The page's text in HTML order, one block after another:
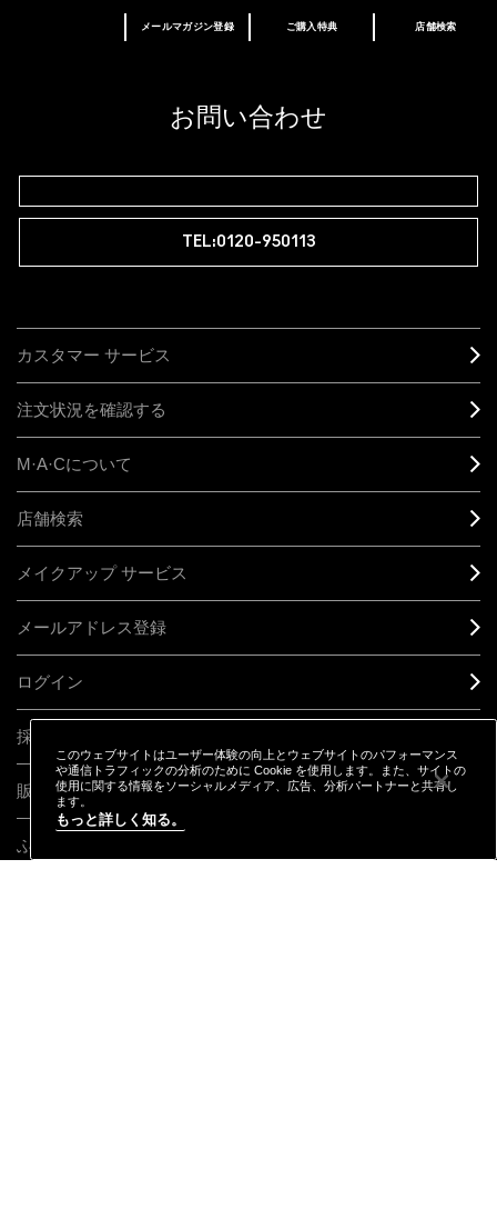
あなたはM･A･Cラバー ロイヤリティ プログ
登録後の初回購入時に10%OFF
メールマガジン登録 ご購入特典 店舗検索
お問い合わせ
TEL:0120-950113
カスタマー サービス
注文状況を確認する
M·A·Cについて
店舗検索
メイクアップ サービス
メールアドレス登録
ログイン
採用情報
販売終了製品
ふるさと納税
このウェブサイトはユーザー体験の向上とウェブサイトのパフォーマンス
や通信トラフィックの分析のために Cookie を使用します。また、サイトの
使用に関する情報をソーシャルメディア、広告、分析パートナーと共有し
ます。
もっと詳しく知る。